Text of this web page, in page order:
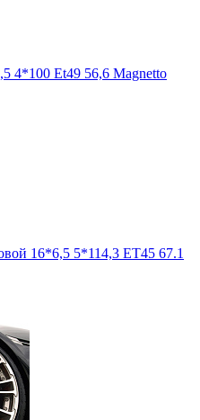
4*100 Et49 56,6 Magnetto
16*6,5 5*114,3 ET45 67.1